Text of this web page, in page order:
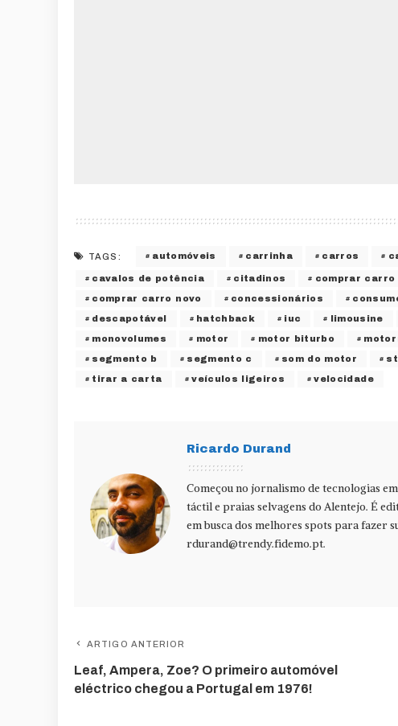
TAGS: automóveis carrinha carros
cavalos de potência citadinos comprar carro
comprar carro novo concessionários
descapotável hatchback iuc limousine
monovolumes motor motor biturbo
segmento b segmento c som do motor
tirar a carta veículos ligeiros velocidade
Ricardo Durand
Começou no jornalismo de tecnologias
táctil e praias selvagens do Alentejo. É
em busca dos melhores spots para fazer
rdurand@trendy.fidemo.pt.
ARTIGO ANTERIOR
Leaf, Ampera, Zoe? O primeiro automóvel
eléctrico chegou a Portugal em 1976!